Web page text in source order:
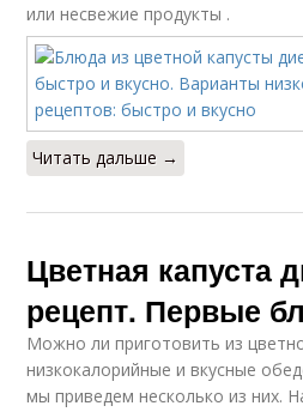
или несвежие продукты .
Читать дальше →
Цветная капуста
рецепт. Первые
Можно ли приготовить из
низкокалорийные и вкусные
мы приведем несколько из них.